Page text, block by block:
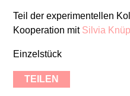
Teil der experimentellen
Kooperation mit Silvia
Einzelstück
TEILEN